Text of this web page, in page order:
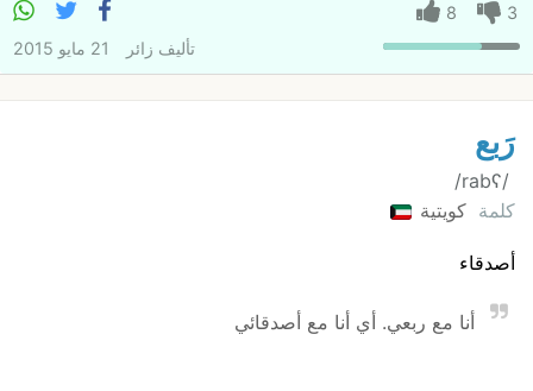
3
8
تأليف زائر 21 مايو 2015
رَبع
‏ /rabʕ/
كلمة كويتية
أصدقاء
أنا مع ربعي. أي أنا مع أصدقائي